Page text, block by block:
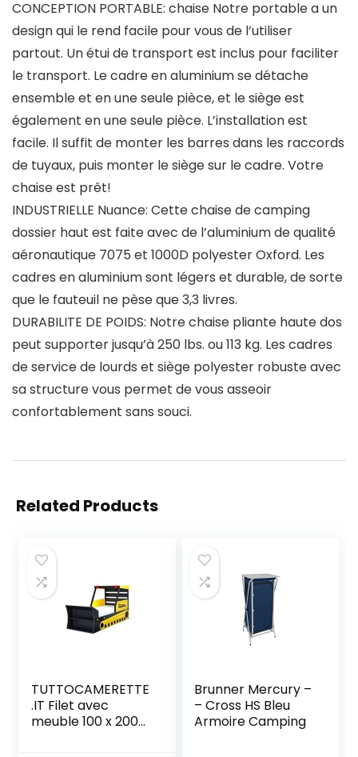
CONCEPTION PORTABLE: chaise Notre portable a un
design qui le rend facile pour vous de l’utiliser
partout. Un étui de transport est inclus pour faciliter
le transport. Le cadre en aluminium se détache
ensemble et en une seule pièce, et le siège est
également en une seule pièce. L’installation est
facile. Il suffit de monter les barres dans les raccords
de tuyaux, puis monter le siège sur le cadre. Votre
chaise est prêt!
INDUSTRIELLE Nuance: Cette chaise de camping
dossier haut est faite avec de l’aluminium de qualité
aéronautique 7075 et 1000D polyester Oxford. Les
cadres en aluminium sont légers et durable, de sorte
que le fauteuil ne pèse que 3,3 livres.
DURABILITE DE POIDS: Notre chaise pliante haute dos
peut supporter jusqu’à 250 lbs. ou 113 kg. Les cadres
de service de lourds et siège polyester robuste avec
sa structure vous permet de vous asseoir
confortablement sans souci.
Related Products
TUTTOCAMERETTE
.IT Filet avec
meuble 100 x 200
Brunner Mercury –
– Cross HS Bleu
Armoire Camping